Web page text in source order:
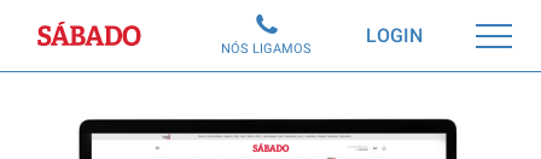
Sábado LOGIN
NÓS LIGAMOS